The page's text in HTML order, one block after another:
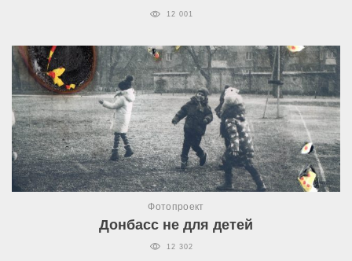
12 001
Фотопроект
Донбасс не для детей
12 302